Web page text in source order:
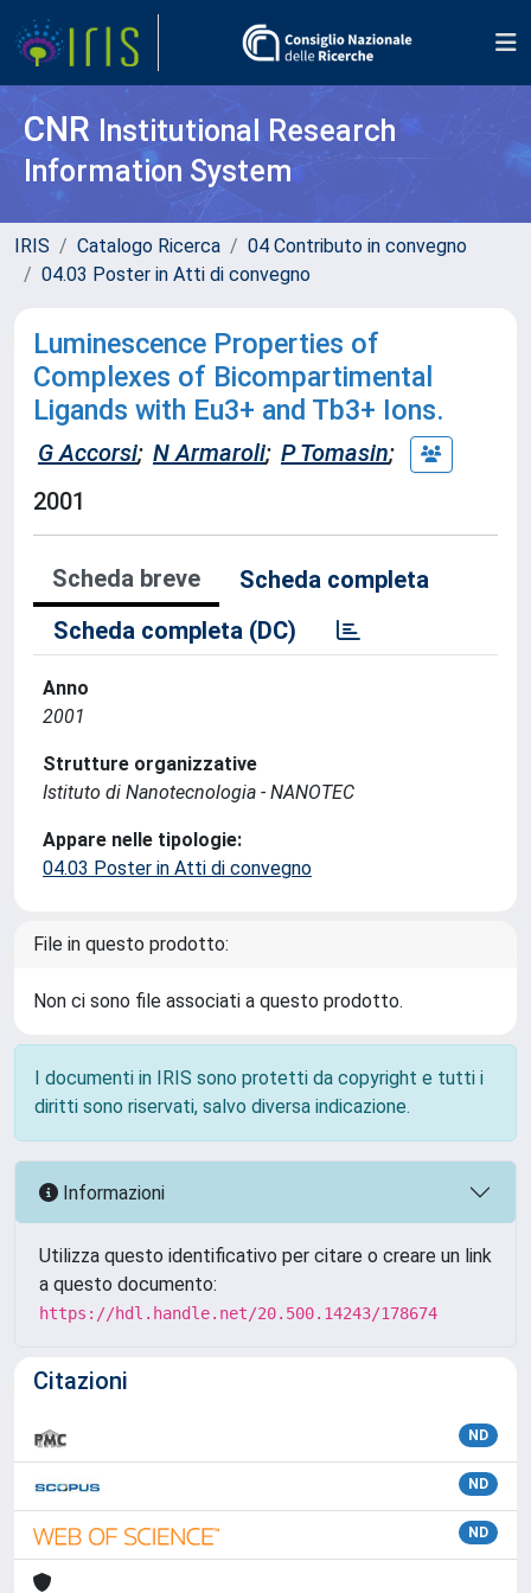
CNR Institutional Research
Information System
IRIS Catalogo Ricerca
04 Contributo in convegno
04.03 Poster in Atti di convegno
Luminescence Properties of
Complexes of Bicompartimental
Ligands with Eu3+ and Tb3+ Ions.
G Accorsi; N Armaroli; P Tomasin;
2001
Scheda breve
Scheda completa
Scheda completa (DC)
Anno
2001
Strutture organizzative
Istituto di Nanotecnologia - NANOTEC
Appare nelle tipologie:
04.03 Poster in Atti di convegno
File in questo prodotto:
Non ci sono file associati a questo prodotto.
I documenti in IRIS sono protetti da copyright e tutti i
diritti sono riservati, salvo diversa indicazione.
Informazioni
Utilizza questo identificativo per citare o creare un link
a questo documento:
https://hdl.handle.net/20.500.14243/178674
Citazioni
ND
ND
ND